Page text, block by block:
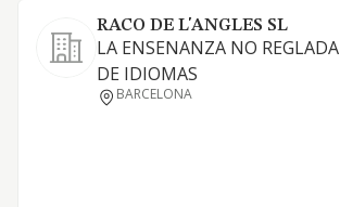
RACO DE L'ANGLES SL
LA ENSENANZA NO REGLADA
DE IDIOMAS
BARCELONA